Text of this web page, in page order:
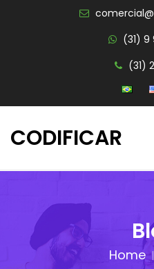
(31) 9
(31)
CODIFICAR
Home